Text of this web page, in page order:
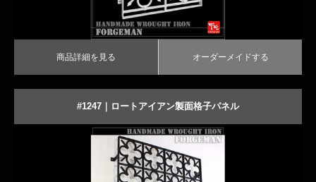
商品詳細を見る オーダーメイドする
#1247｜ロートアイアン製面格子パネル